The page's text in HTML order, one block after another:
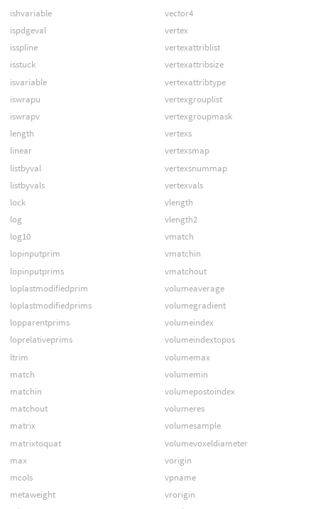
ishvariable
ispdgeval
isspline
isstuck
isvariable
iswrapu
iswrapv
length
linear
listbyval
listbyvals
lock
log
log10
lopinputprim
lopinputprims
loplastmodifiedprim
loplastmodifiedprims
lopparentprims
loprelativeprims
ltrim
match
matchin
matchout
matrix
matrixtoquat
max
mcols
metaweight
vector4
vertex
vertexattriblist
vertexattribsize
vertexattribtype
vertexgrouplist
vertexgroupmask
vertexs
vertexsmap
vertexsnummap
vertexvals
vlength
vlength2
vmatch
vmatchin
vmatchout
volumeaverage
volumegradient
volumeindex
volumeindextopos
volumemax
volumemin
volumepostoindex
volumeres
volumesample
volumevoxeldiameter
vorigin
vpname
vrorigin